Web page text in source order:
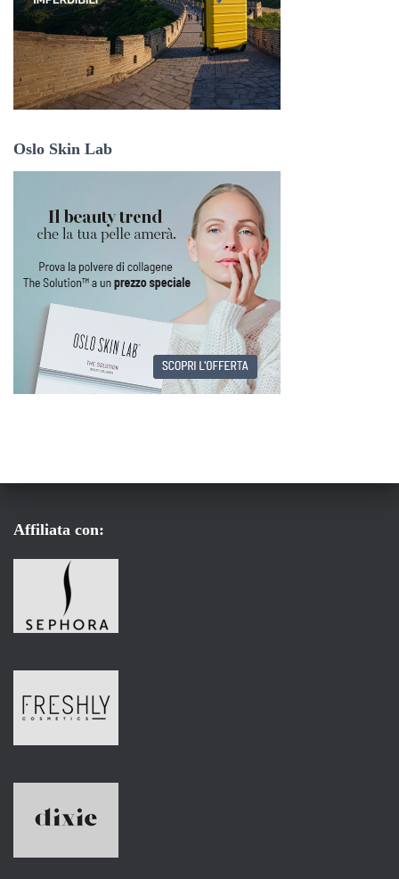
Oslo Skin Lab
Affiliata con: